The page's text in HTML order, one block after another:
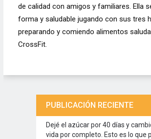
de calidad con amigos y familiares. Ella
forma y saludable jugando con sus tres
preparando y comiendo alimentos
CrossFit.
PUBLICACIÓN RECIENTE
Dejé el azúcar por 40 días y
vida por completo. Esto es lo que